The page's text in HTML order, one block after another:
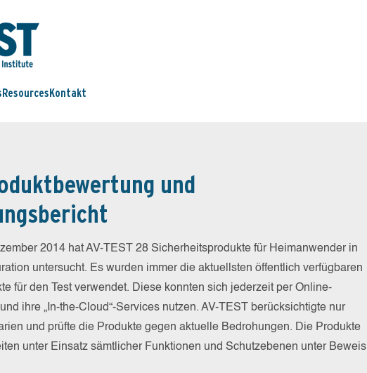
Resources Kontakt
und
2014 hat AV-TEST 28 Sicherheitsprodukte für Heimanwender in
untersucht. Es wurden immer die aktuellsten öffentlich verfügbaren
für den Test verwendet. Diese konnten sich jederzeit per Online-
ihre „In-the-Cloud“-Services nutzen. AV-TEST berücksichtigte nur
und prüfte die Produkte gegen aktuelle Bedrohungen. Die Produkte
unter Einsatz sämtlicher Funktionen und Schutzebenen unter Beweis